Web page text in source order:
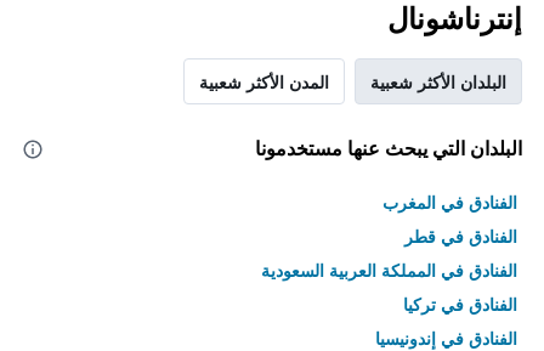
إنترناشونال
البلدان الأكثر شعبية المدن الأكثر شعبية
البلدان التي يبحث عنها مستخدمونا
الفنادق في المغرب
الفنادق في قطر
الفنادق في المملكة العربية السعودية
الفنادق في تركيا
الفنادق في إندونيسيا